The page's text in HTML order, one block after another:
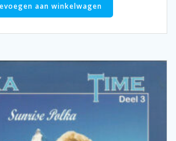
aan winkelwagen